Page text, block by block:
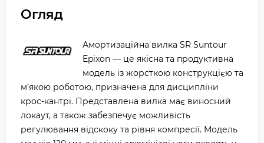
Огляд
Амортизаційна вилка SR Suntour
Epixon — це якісна та продуктивна
модель із жорсткою конструкцією та
м’якою роботою, призначена для дисципліни
крос-кантрі. Представлена вилка має виносний
локаут, а також забезпечує можливість
регулювання відскоку та рівня компресії. Модель